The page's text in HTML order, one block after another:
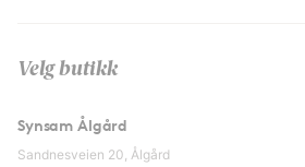
Velg butikk
Synsam Ålgård
Sandnesveien 20, Ålgård